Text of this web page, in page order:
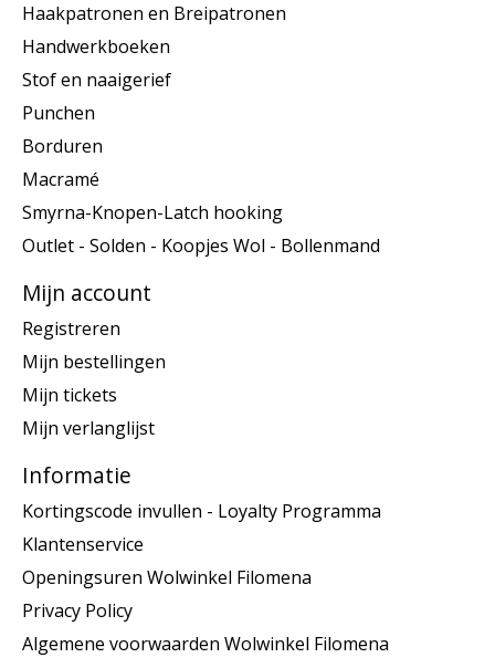
Haakpatronen en Breipatronen
Handwerkboeken
Stof en naaigerief
Punchen
Borduren
Macramé
Smyrna-Knopen-Latch hooking
Outlet - Solden - Koopjes Wol - Bollenmand
Mijn account
Registreren
Mijn bestellingen
Mijn tickets
Mijn verlanglijst
Informatie
Kortingscode invullen - Loyalty Programma
Klantenservice
Openingsuren Wolwinkel Filomena
Privacy Policy
Algemene voorwaarden Wolwinkel Filomena